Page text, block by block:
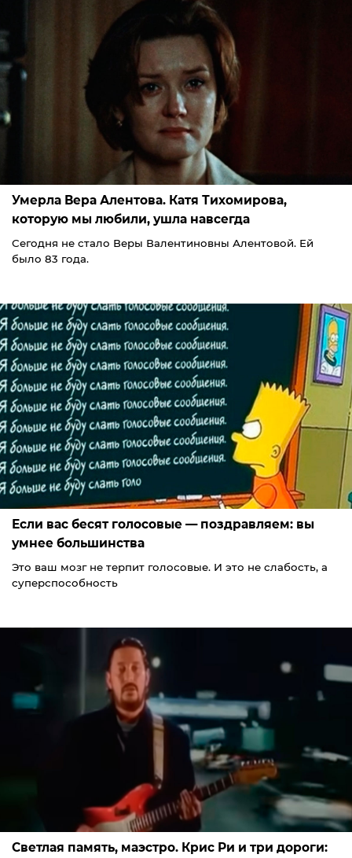
Умерла Вера Алентова. Катя Тихомирова,
которую мы любили, ушла навсегда
Сегодня не стало Веры Валентиновны Алентовой. Ей
было 83 года.
Если вас бесят голосовые — поздравляем: вы
умнее большинства
Это ваш мозг не терпит голосовые. И это не слабость, а
суперспособность
Светлая память, маэстро. Крис Ри и три дороги: